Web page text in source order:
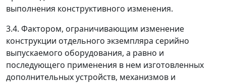
выполнения конструктивного изменения.
3.4. Фактором, ограничивающим изменение
конструкции отдельного экземпляра серийно
выпускаемого оборудования, а равно и
последующего применения в нем изготовленных
дополнительных устройств, механизмов и